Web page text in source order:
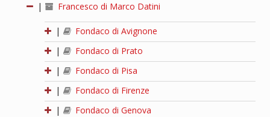
| Francesco di Marco Datini
|
Fondaco di Avignone
|
Fondaco di Prato
|
Fondaco di Pisa
|
Fondaco di Firenze
|
Fondaco di Genova